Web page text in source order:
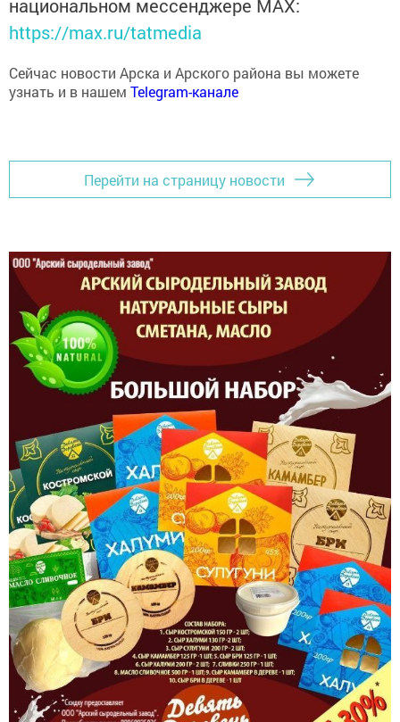
https://max.ru/tatmedia
узнать и в нашемTelegram-канале
Перейти на страницу новости